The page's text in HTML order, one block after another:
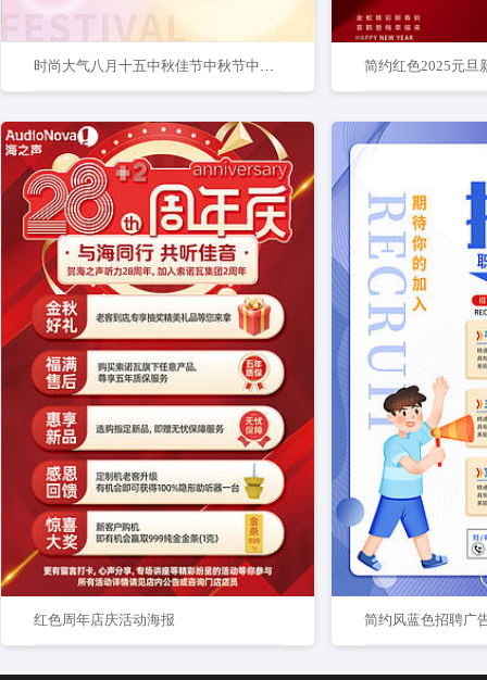
时尚大气八月十五中秋佳节中秋节中秋月饼促销宣传海报
红色周年店庆活动海报 简约风蓝色招聘广